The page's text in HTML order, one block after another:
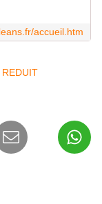
accueil.htm